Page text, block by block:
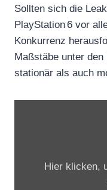
Sollten sich die
PlayStation 6 vor
Konkurrenz
Maßstäbe unter
stationär als auch
Hier klicken,